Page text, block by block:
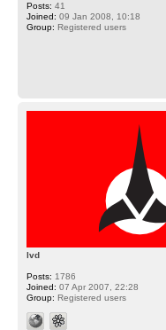
Posts: 41
Joined: 09 Jan 2008, 10:18
Group: Registered users
lvd
Posts: 1786
Joined: 07 Apr 2007, 22:28
Group: Registered users